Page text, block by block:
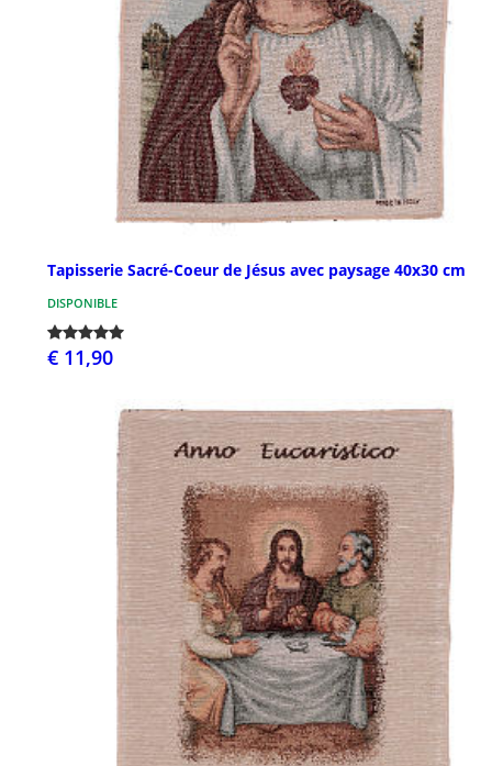
Tapisserie Sacré-Coeur de Jésus avec paysage 40x30 cm
DISPONIBLE
€ 11,90